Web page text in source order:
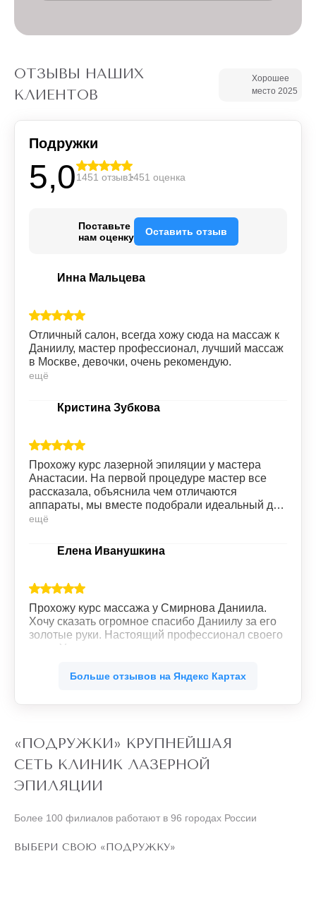
ОТЗЫВЫ НАШИХ
КЛИЕНТОВ
Хорошее
место 2025
Подружки
5,01451 отзыв1451 оценка
Поставьте
нам оценку
Оставить отзыв
Инна Мальцева
Отличный салон, всегда хожу сюда на массаж к
Даниилу, мастер профессионал, лучший массаж
в Москве, девочки, очень рекомендую.
ещё
Кристина Зубкова
Прохожу курс лазерной эпиляции у мастера
Анастасии. На первой процедуре мастер все
рассказала, объяснила чем отличаются
аппараты, мы вместе подобрали идеальный для
меня вариант. Сами процедуры проходят без
быстро. Девушки на ресепшене всегда
приветливы. Всем советую данную клинику.
ещё
Елена Иванушкина
Прохожу курс массажа у Смирнова Даниила.
Хочу сказать огромное спасибо Даниилу за его
золотые руки. Настоящий профессионал своего
дела. Уже со второго сеанса массажа
зажимы в мышцах. Буду продолжать.
Больше отзывов на Яндекс Картах
«ПОДРУЖКИ» КРУПНЕЙШАЯ
СЕТЬ КЛИНИК ЛАЗЕРНОЙ
ЭПИЛЯЦИИ
Более 100 филиалов работают в 96 городах России
ВЫБЕРИ СВОЮ «ПОДРУЖКУ»